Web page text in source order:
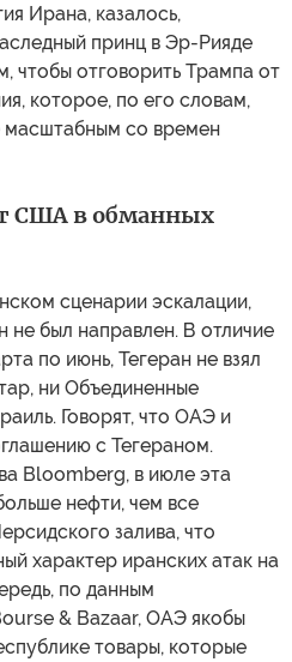
Ирана, казалось,
принц в Эр-Рияде
чтобы отговорить Трампа от
которое, по его словам,
масштабным со времен
США в обманных
сценарии эскалации,
не был направлен. В отличие
по июнь, Тегеран не взял
ни Объединенные
Говорят, что ОАЭ и
с Тегераном.
Bloomberg, в июле эта
нефти, чем все
залива, что
характер иранских атак на
по данным
& Bazaar, ОАЭ якобы
товары, которые